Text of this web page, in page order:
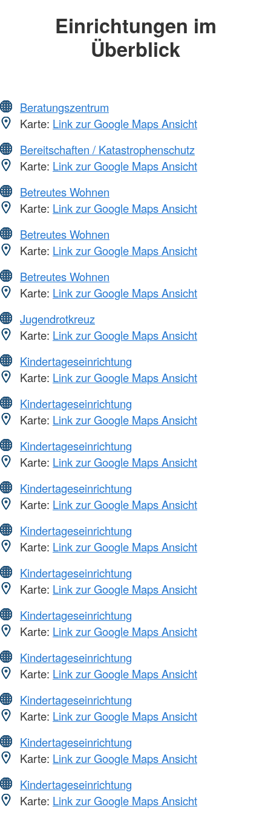
Einrichtungen im
Überblick
Beratungszentrum
Karte: Link zur Google Maps Ansicht
Bereitschaften / Katastrophenschutz
Karte: Link zur Google Maps Ansicht
Betreutes Wohnen
Karte: Link zur Google Maps Ansicht
Betreutes Wohnen
Karte: Link zur Google Maps Ansicht
Betreutes Wohnen
Karte: Link zur Google Maps Ansicht
Jugendrotkreuz
Karte: Link zur Google Maps Ansicht
Kindertageseinrichtung
Karte: Link zur Google Maps Ansicht
Kindertageseinrichtung
Karte: Link zur Google Maps Ansicht
Kindertageseinrichtung
Karte: Link zur Google Maps Ansicht
Kindertageseinrichtung
Karte: Link zur Google Maps Ansicht
Kindertageseinrichtung
Karte: Link zur Google Maps Ansicht
Kindertageseinrichtung
Karte: Link zur Google Maps Ansicht
Kindertageseinrichtung
Karte: Link zur Google Maps Ansicht
Kindertageseinrichtung
Karte: Link zur Google Maps Ansicht
Kindertageseinrichtung
Karte: Link zur Google Maps Ansicht
Kindertageseinrichtung
Karte: Link zur Google Maps Ansicht
Kindertageseinrichtung
Karte: Link zur Google Maps Ansicht